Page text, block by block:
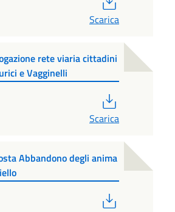
Scarica
rete viaria cittadini
e Vagginelli
Scarica
Abbandono degli anima